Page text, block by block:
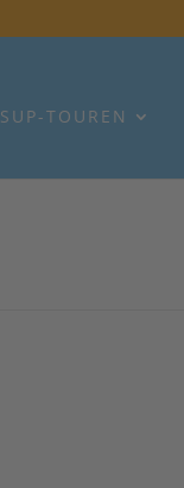
SUP-TOUREN